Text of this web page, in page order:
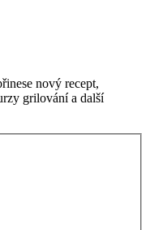
nový recept,
grilování a další